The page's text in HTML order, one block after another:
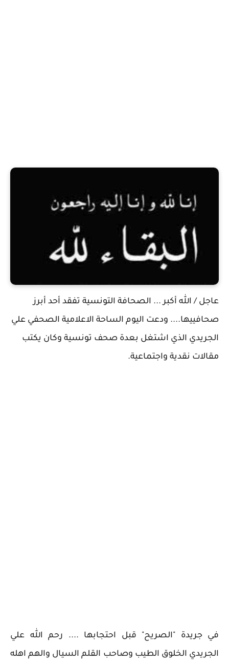
عاجل / الله أكبر ... الصحافة التونسية تفقد أحد أبرز
صحافييها.... ودعت اليوم الساحة الاعلامية الصحفي علي
الجريدي الذي اشتغل بعدة صحف تونسية وكان يكتب
مقالات نقدية واجتماعية.
في جريدة "الصريح" قبل احتجابها .... رحم الله علي
الجريدي الخلوق الطيب وصاحب القلم السيال والهم اهله